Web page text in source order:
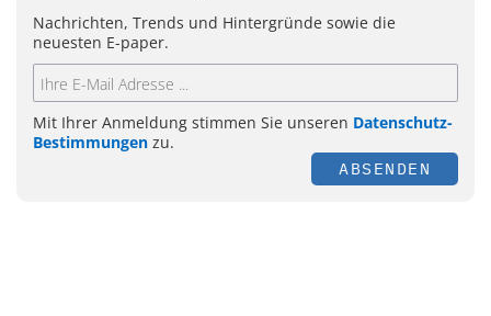
Nachrichten, Trends und Hintergründe sowie die
neuesten E-paper.
Mit Ihrer Anmeldung stimmen Sie unseren Datenschutz-
Bestimmungen zu.
ABSENDEN